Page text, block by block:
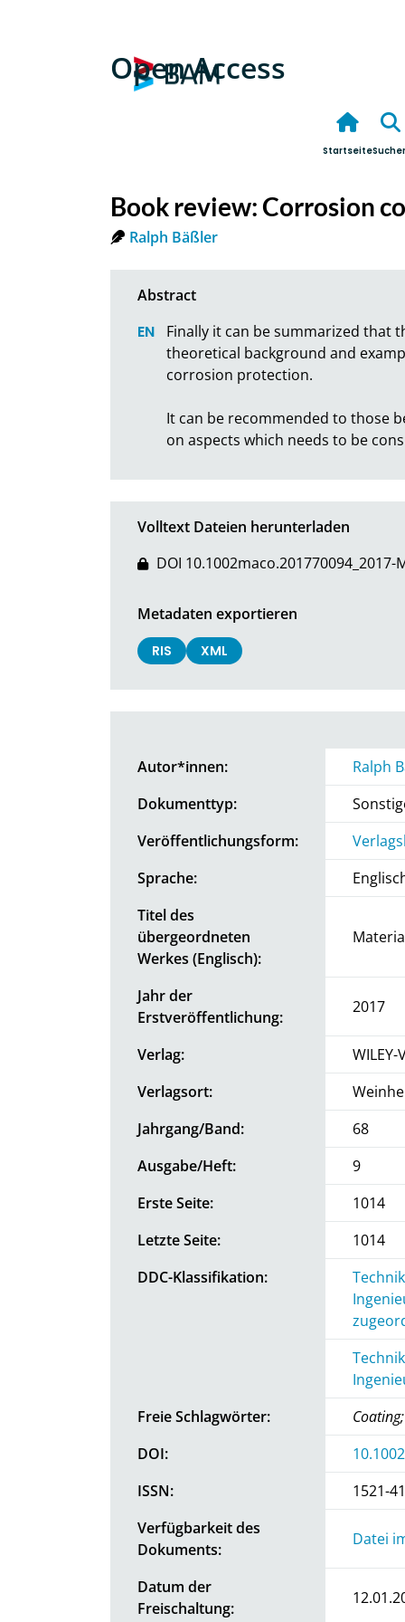
Open Access
Startseite
Book review: Corrosion
Ralph Bäßler
Finally it can be summarized that
theoretical background and
corrosion protection.
It can be recommended to those
on aspects which needs to be
Volltext Dateien herunterladen
DOI 10.1002maco.201770094_2017-
Metadaten exportieren
RIS XML
Autor*innen:
Ralph
Dokumenttyp:
Veröffentlichungsform:
Sprache:
Titel des
übergeordneten
Werkes (Englisch):
Jahr der
Erstveröffentlichung:
2017
Verlag:
Verlagsort:
Jahrgang/Band:
68
Ausgabe/Heft:
9
Erste Seite:
1014
Letzte Seite:
1014
DDC-Klassifikation:
Freie Schlagwörter:
DOI:
ISSN:
1521-
Verfügbarkeit des
Dokuments:
Datei
Datum der
Freischaltung: